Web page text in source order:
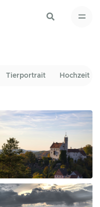
Tierportrait Hochzeit